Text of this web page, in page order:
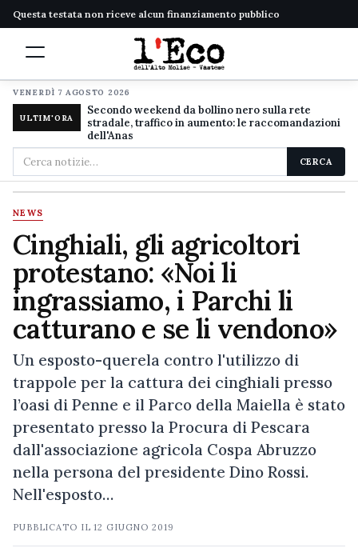
Questa testata non riceve alcun finanziamento pubblico
VENERDÌ 7 AGOSTO 2026
ULTIM'ORA
Secondo weekend da bollino nero sulla rete
stradale, traffico in aumento: le raccomandazioni
dell'Anas
Cerca
nel
sito
CERCA
NEWS
Cinghiali, gli agricoltori
protestano: «Noi li
ingrassiamo, i Parchi li
catturano e se li vendono»
Un esposto-querela contro l'utilizzo di
trappole per la cattura dei cinghiali presso
l’oasi di Penne e il Parco della Maiella è stato
presentato presso la Procura di Pescara
dall'associazione agricola Cospa Abruzzo
nella persona del presidente Dino Rossi.
Nell'esposto…
PUBBLICATO IL12 GIUGNO 2019